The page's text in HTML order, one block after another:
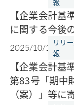
【企業会計
に関する今後
2025/10/16
リリ
報
【企業会計
第83号「期中
（案）」等に